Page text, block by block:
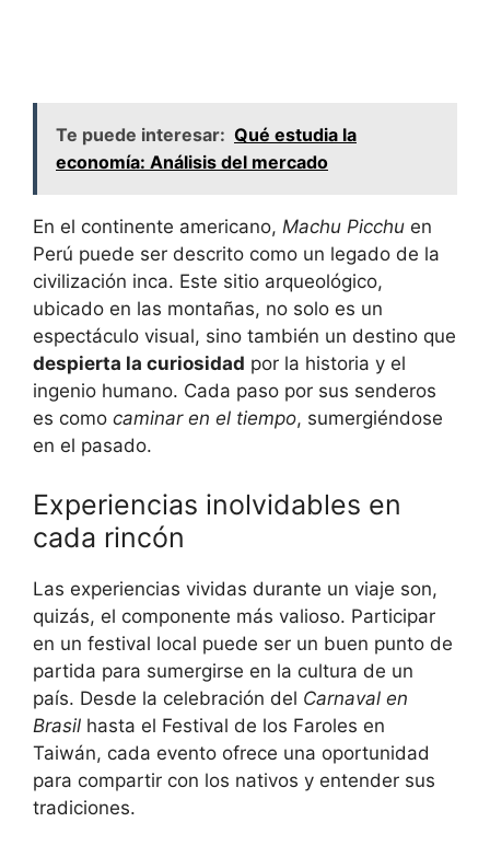
Te puede interesar: Qué estudia la
economía: Análisis del mercado
En el continente americano, Machu Picchu en
Perú puede ser descrito como un legado de la
civilización inca. Este sitio arqueológico,
ubicado en las montañas, no solo es un
espectáculo visual, sino también un destino que
despierta la curiosidad por la historia y el
ingenio humano. Cada paso por sus senderos
es como caminar en el tiempo, sumergiéndose
en el pasado.
Experiencias inolvidables en
cada rincón
Las experiencias vividas durante un viaje son,
quizás, el componente más valioso. Participar
en un festival local puede ser un buen punto de
partida para sumergirse en la cultura de un
país. Desde la celebración del Carnaval en
Brasil hasta el Festival de los Faroles en
Taiwán, cada evento ofrece una oportunidad
para compartir con los nativos y entender sus
tradiciones.